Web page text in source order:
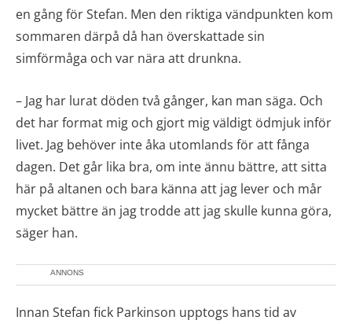
en gång för Stefan. Men den riktiga vändpunkten kom
sommaren därpå då han överskattade sin
simförmåga och var nära att drunkna.
– Jag har lurat döden två gånger, kan man säga. Och
det har format mig och gjort mig väldigt ödmjuk inför
livet. Jag behöver inte åka utomlands för att fånga
dagen. Det går lika bra, om inte ännu bättre, att sitta
här på altanen och bara känna att jag lever och mår
mycket bättre än jag trodde att jag skulle kunna göra,
säger han.
ANNONS
Innan Stefan fick Parkinson upptogs hans tid av